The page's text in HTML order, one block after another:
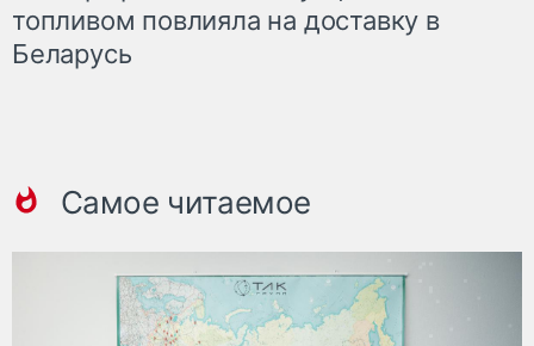
топливом повлияла на доставку в
Беларусь
Самое читаемое